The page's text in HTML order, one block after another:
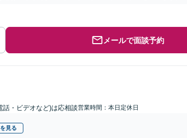
メールで面談予約
話・ビデオなど)は応相談営業時間：本日定休日
見る